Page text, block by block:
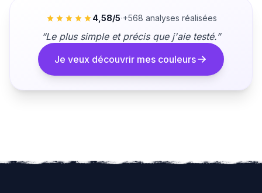
4,58/5·+568 analyses réalisées
“Le plus simple et précis que j'aie testé.”
Je veux découvrir mes couleurs